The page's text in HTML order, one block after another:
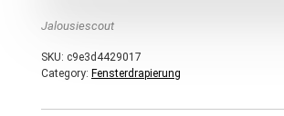
Jalousiescout
SKU: c9e3d4429017
Category: Fensterdrapierung